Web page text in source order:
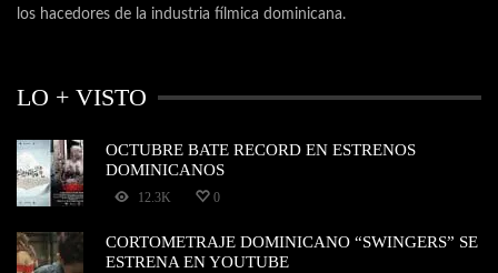
los hacedores de la industria fílmica dominicana.
LO + VISTO
OCTUBRE BATE RECORD EN ESTRENOS
DOMINICANOS
12.3K 0
CORTOMETRAJE DOMINICANO “SWINGERS” SE
ESTRENA EN YOUTUBE